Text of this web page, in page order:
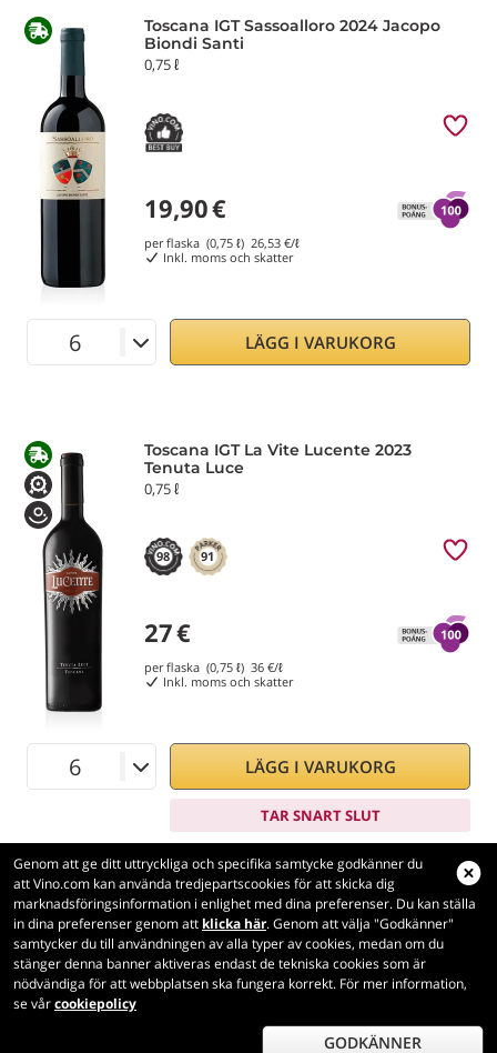
Toscana IGT Sassoalloro 2024 Jacopo
Biondi Santi
0,75 ℓ
19,90€
per flaska (0,75 ℓ) 26,53 €/ℓ
Inkl. moms och skatter
LÄGG I VARUKORG
Toscana IGT La Vite Lucente 2023
Tenuta Luce
0,75 ℓ
98 91
27€
per flaska (0,75 ℓ) 36 €/ℓ
Inkl. moms och skatter
LÄGG I VARUKORG
TAR SNART SLUT
Genom att ge ditt uttryckliga och specifika samtycke godkänner du
att Vino.com kan använda tredjepartscookies för att skicka dig
marknadsföringsinformation i enlighet med dina preferenser. Du kan ställa
in dina preferenser genom att klicka här. Genom att välja "Godkänner"
samtycker du till användningen av alla typer av cookies, medan om du
stänger denna banner aktiveras endast de tekniska cookies som är
nödvändiga för att webbplatsen ska fungera korrekt. För mer information,
se vårcookiepolicy
GODKÄNNER
Vino.com
Made with
in Tuscany
Sidan laddades inom 173 ms
production-front-2-1
P.IVA IT06031960484 REA FI 594577 Cap. Soc. 345.772,16 € i.v.